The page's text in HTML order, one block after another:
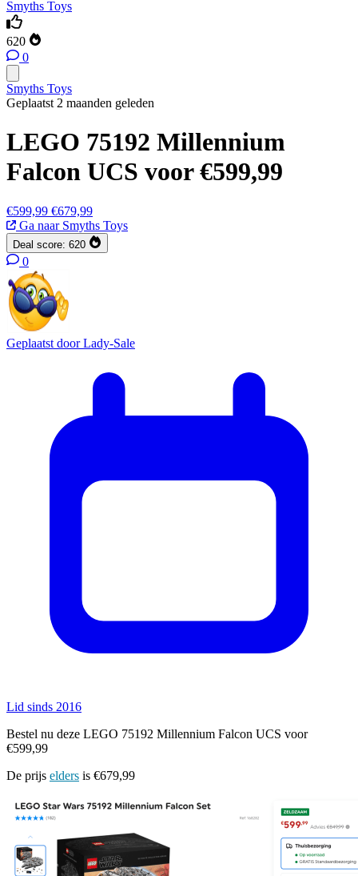
Smyths Toys
620
0
Smyths Toys
Geplaatst 2 maanden geleden
LEGO 75192 Millennium
Falcon UCS voor €599,99
€599,99 €679,99
Ga naar Smyths Toys
Deal score: 620
0
Geplaatst doorLady-Sale
Lid sinds 2016
Bestel nu deze LEGO 75192 Millennium Falcon UCS voor
€599,99
De prijs elders is €679,99